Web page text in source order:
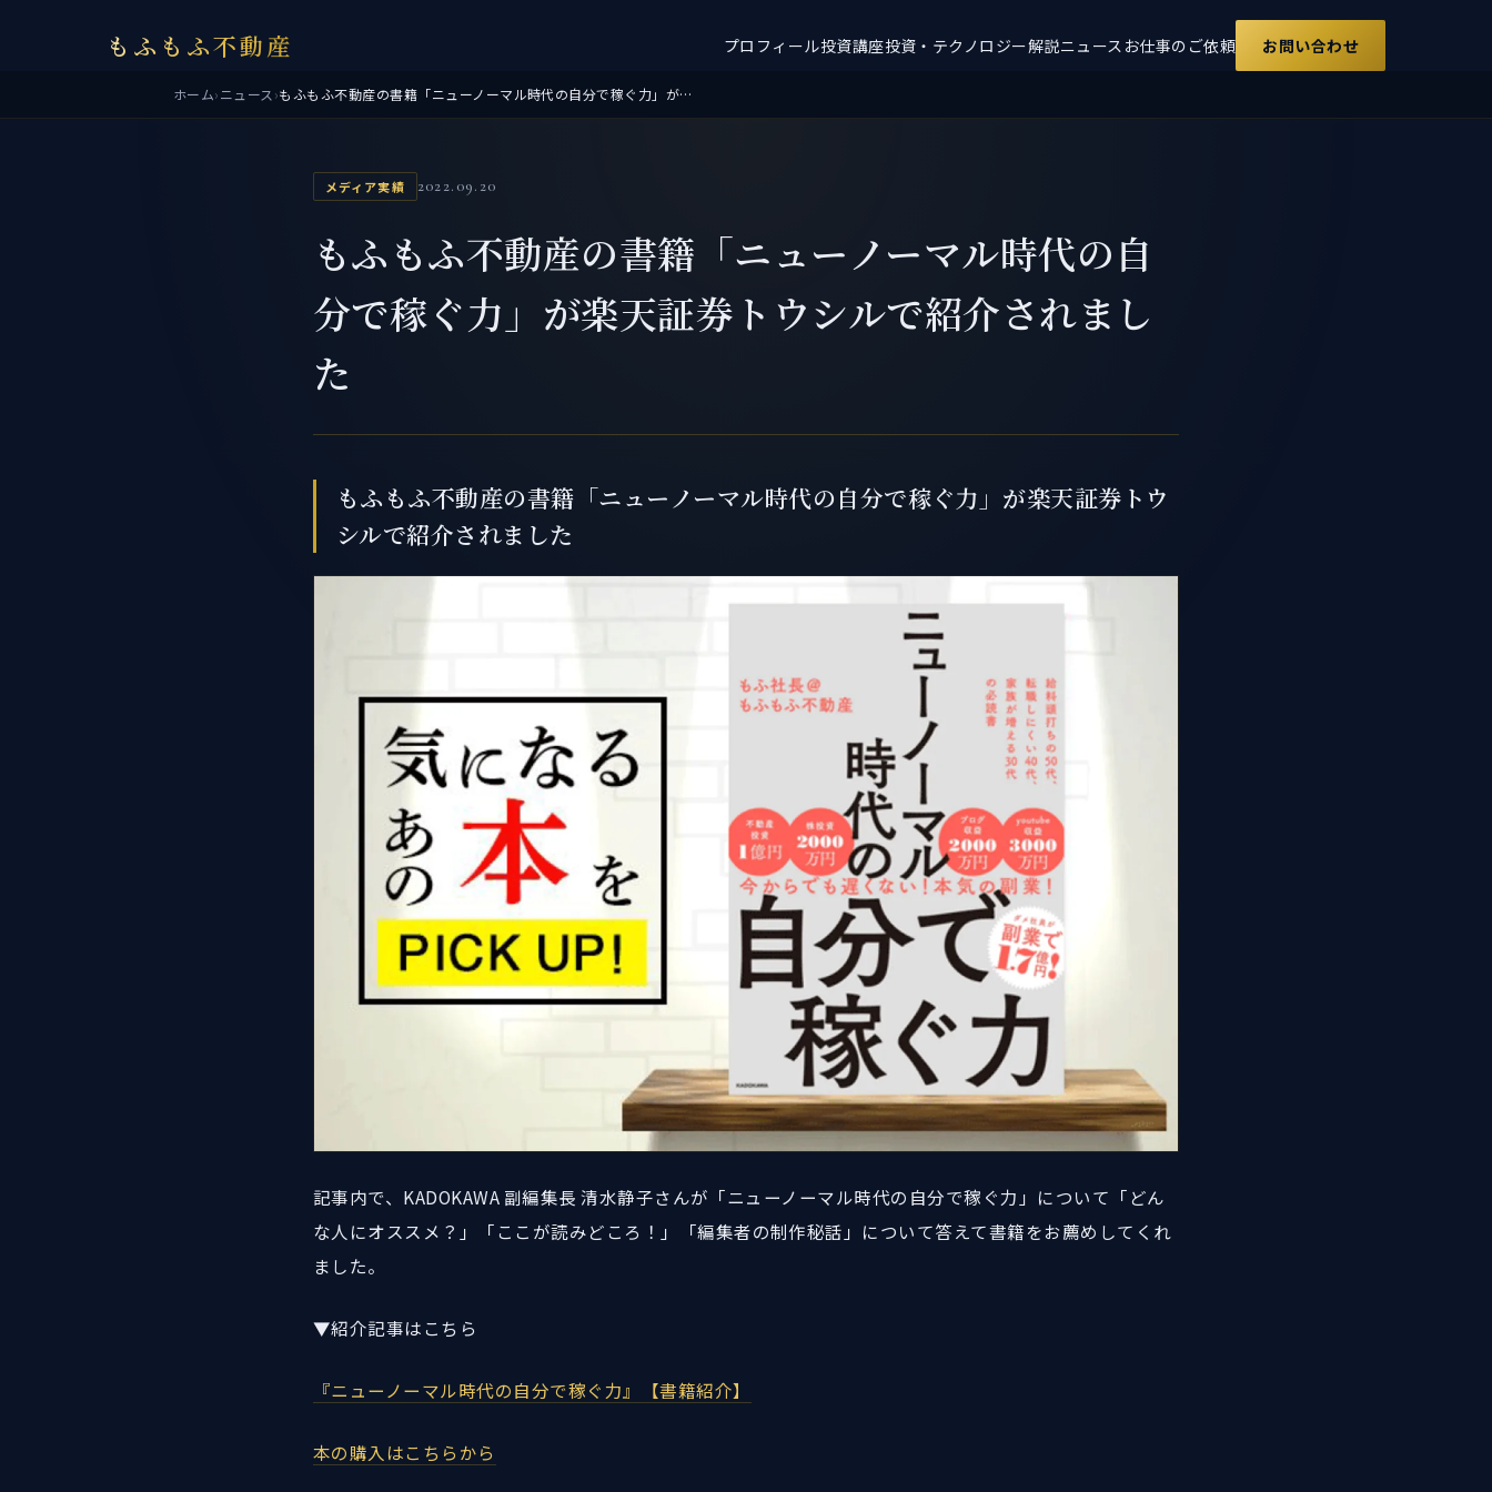
もふもふ不動産 プロフィール投資講座投資・テクノロジー解説ニュース お仕事のご依頼 お問い合わせ
ホーム›ニュース › もふもふ不動産の書籍「ニューノーマル時代の自分で稼ぐ力」が楽天証券トウシルで紹介されました
メディア実績 2022.09.20
もふもふ不動産の書籍「ニューノーマル時代の自
分で稼ぐ力」が楽天証券トウシルで紹介されまし
た
もふもふ不動産の書籍「ニューノーマル時代の自分で稼ぐ力」が楽天証券トウ
シルで紹介されました
記事内で、KADOKAWA 副編集長 清水静子さんが「ニューノーマル時代の自分で稼ぐ力」について「どん
な人にオススメ？」「ここが読みどころ！」「編集者の制作秘話」について答えて書籍をお薦めしてくれ
ました。
▼紹介記事はこちら
『ニューノーマル時代の自分で稼ぐ力』【書籍紹介】
本の購入はこちらから